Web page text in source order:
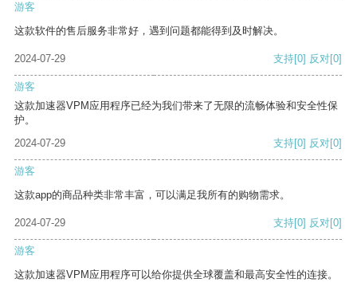
游客
这款软件的售后服务非常好，遇到问题都能得到及时解决。
2024-07-29 支持[0] 反对[0]
游客
这款加速器VPM应用程序已经为我们带来了无限的流畅体验和安全性保
护。
2024-07-29
支持[0] 反对[0]
游客
这款app的商品种类非常丰富，可以满足我所有的购物需求。
2024-07-29 支持[0] 反对[0]
游客
这款加速器VPM应用程序可以给你提供全球覆盖和最高安全性的连接。